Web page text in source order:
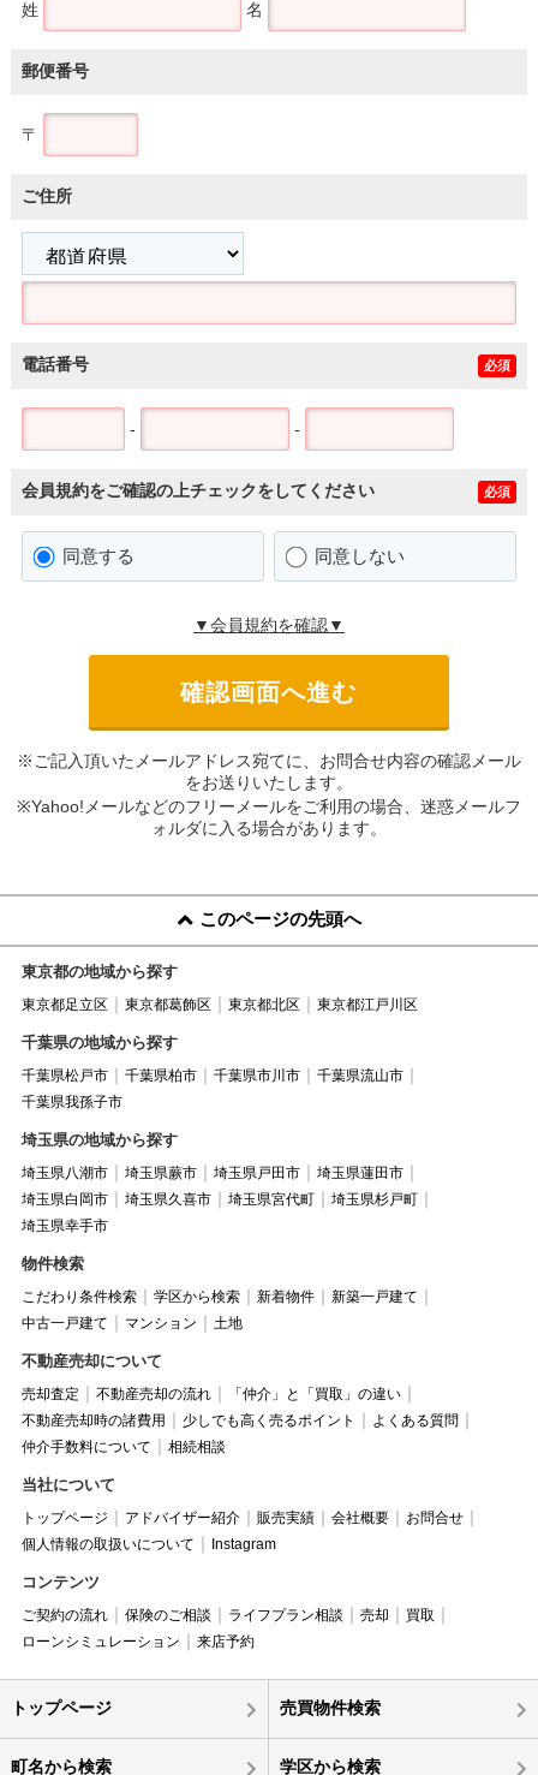
姓 名
郵便番号
〒
ご住所
電話番号 必須
- -
会員規約をご確認の上チェックをしてください 必須
同意する 同意しない
▼会員規約を確認▼
※ご記入頂いたメールアドレス宛てに、お問合せ内容の確認メール
をお送りいたします。
※Yahoo!メールなどのフリーメールをご利用の場合、迷惑メールフ
ォルダに入る場合があります。
このページの先頭へ
東京都の地域から探す
東京都足立区 東京都葛飾区 東京都北区 東京都江戸川区
千葉県の地域から探す
千葉県松戸市 千葉県柏市 千葉県市川市
千葉県流山市
千葉県我孫子市
埼玉県の地域から探す
埼玉県八潮市 埼玉県蕨市 埼玉県戸田市
埼玉県蓮田市
埼玉県白岡市
埼玉県久喜市 埼玉県宮代町
埼玉県杉戸町
埼玉県幸手市
物件検索
こだわり条件検索 学区から検索 新着物件
新築一戸建て
中古一戸建て
マンション 土地
不動産売却について
売却査定 不動産売却の流れ
「仲介」と「買取」の違い
不動産売却時の諸費用
少しでも高く売るポイント
よくある質問
仲介手数料について
相続相談
当社について
トップページ アドバイザー紹介 販売実績 会社概要
お問合せ
個人情報の取扱いについて
Instagram
コンテンツ
ご契約の流れ 保険のご相談 ライフプラン相談 売却
買取
ローンシミュレーション
来店予約
トップページ 売買物件検索
町名から検索 学区から検索